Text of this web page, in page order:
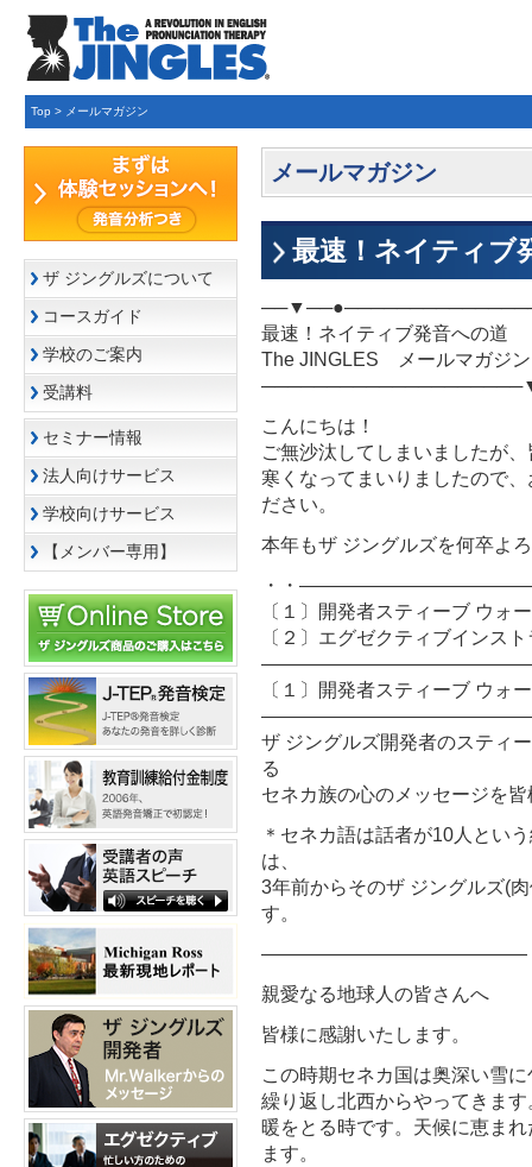
Top > メールマガジン
ザ ジングルズについて
コースガイド
学校のご案内
受講料
セミナー情報
法人向けサービス
学校向けサービス
【メンバー専用】
メールマガジン
最速！ネイティブ
最速！ネイティブ発音への道
The JINGLES メールマガジン
こんにちは！
ご無沙汰してしまいましたが
寒くなってまいりましたので
ださい。
本年もザ ジングルズを何卒よ
・・
〔１〕開発者スティーブ ウォ
〔２〕エグゼクティブインス
〔１〕開発者スティーブ ウォ
ザ ジングルズ開発者のスティ
る
セネカ族の心のメッセージを
＊セネカ語は話者が10人とい
は、
3年前からそのザ ジングルズ(
す。
——————————————
親愛なる地球人の皆さんへ
皆様に感謝いたします。
この時期セネカ国は奥深い雪
繰り返し北西からやってきま
暖をとる時です。天候に恵ま
ます。